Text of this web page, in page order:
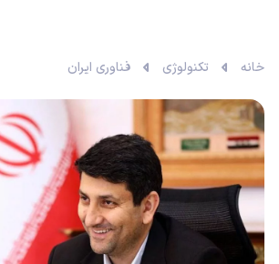
خانه تکنولوژی فناوری ایران